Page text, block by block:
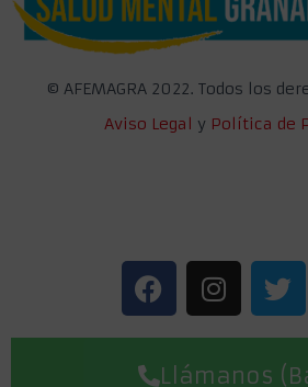
© AFEMAGRA 2022. Todos los
Aviso Legal y Política de
Llámanos